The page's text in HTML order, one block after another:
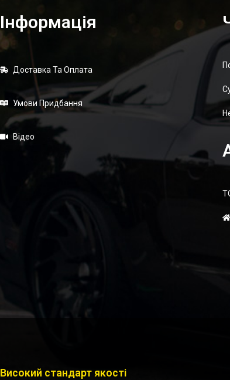
Інформація
Доставка Та Оплата
Умови Придбання
Відео
Високий стандарт якості